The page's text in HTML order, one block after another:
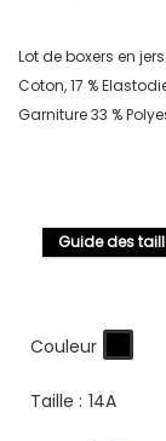
Lot de boxers en
Coton, 17 %
Garniture 33 %
Guide des
Couleur
Taille : 14A